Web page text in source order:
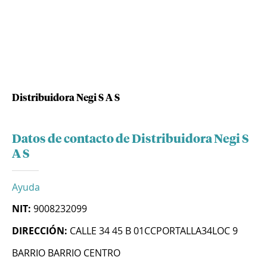
Distribuidora Negi S A S
Datos de contacto de Distribuidora Negi S
A S
Ayuda
NIT: 9008232099
DIRECCIÓN: CALLE 34 45 B 01CCPORTALLA34LOC 9
BARRIO BARRIO CENTRO